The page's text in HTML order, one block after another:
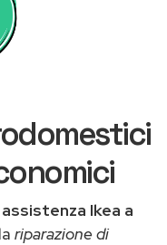
Ikea a
riparazione di